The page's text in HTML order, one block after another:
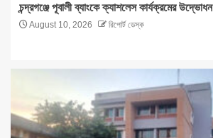
চন্দ্রগঞ্জে পূবালী ব্যাংকে ক্যাশলেস কার্যক্রমের উদ্ভোধন
August 10, 2026 রিপোর্ট ডেস্ক